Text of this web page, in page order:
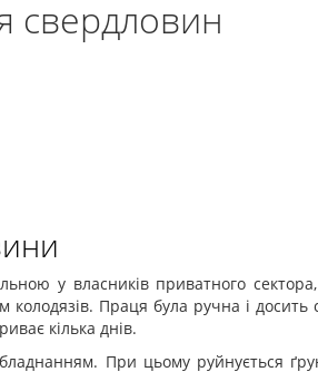
свердловин
у власників приватного сектора,
Праця була ручна і
кілька днів.
При цьому руйнується